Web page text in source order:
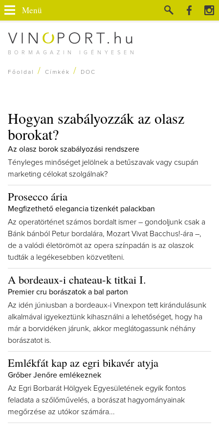
BORMAGAZIN IGÉNYESEN
Menü
Főoldal / Címkék / DOC
Hogyan szabályozzák az olasz
borokat?
Az olasz borok szabályozási rendszere
Tényleges minőséget jelölnek a betűszavak vagy csupán
marketing célokat szolgálnak?
Prosecco ária
Megfizethető elegancia tizenkét palackban
Az operatörténet számos bordalt ismer – gondoljunk csak a
Bánk bánból Petur bordalára, Mozart Vivat Bacchus!-ára –,
de a valódi életörömöt az opera színpadán is az olaszok
tudták a legékesebben közvetíteni.
A bordeaux-i chateau-k titkai I.
Premier cru borászatok a bal parton
Az idén júniusban a bordeaux-i Vinexpon tett kirándulásunk
alkalmával igyekeztünk kihasználni a lehetőséget, hogy ha
már a borvidéken járunk, akkor meglátogassunk néhány
borászatot is.
Emlékfát kap az egri bikavér atyja
Grőber Jenőre emlékeznek
Az Egri Borbarát Hölgyek Egyesületének egyik fontos
feladata a szőlőművelés, a borászat hagyományainak
megőrzése az utókor számára...